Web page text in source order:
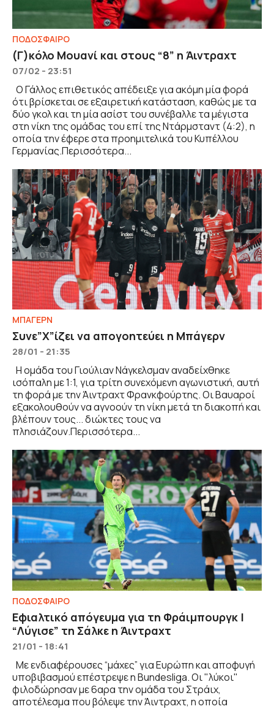
ΠΟΔΟΣΦΑΙΡΟ
(Γ)κόλο Μουανί και στους “8” η Άιντραχτ
07/02 - 23:51
Ο Γάλλος επιθετικός απέδειξε για ακόμη μία φορά
ότι βρίσκεται σε εξαιρετική κατάσταση, καθώς με τα
δύο γκολ και τη μία ασίστ του συνέβαλλε τα μέγιστα
στη νίκη της ομάδας του επί της Ντάρμσταντ (4:2), η
οποία την έφερε στα προημιτελικά του Κυπέλλου
Γερμανίας.Περισσότερα...
ΜΠΑΓΕΡΝ
Συνε”Χ”ίζει να απογοητεύει η Μπάγερν
28/01 - 21:35
Η ομάδα του Γιούλιαν Νάγκελσμαν αναδείχθηκε
ισόπαλη με 1:1, για τρίτη συνεχόμενη αγωνιστική, αυτή
τη φορά με την Άιντραχτ Φρανκφούρτης. Οι Βαυαροί
εξακολουθούν να αγνοούν τη νίκη μετά τη διακοπή και
βλέπουν τους... διώκτες τους να
πλησιάζουν.Περισσότερα...
ΠΟΔΟΣΦΑΙΡΟ
Εφιαλτικό απόγευμα για τη Φράιμπουργκ |
“Λύγισε” τη Σάλκε η Άιντραχτ
21/01 - 18:41
Με ενδιαφέρουσες “μάχες” για Ευρώπη και αποφυγή
υποβιβασμού επέστρεψε η Bundesliga. Οι "λύκοι"
φιλοδώρησαν με 6αρα την ομάδα του Στράιχ,
αποτέλεσμα που βόλεψε την Άιντραχτ, η οποία